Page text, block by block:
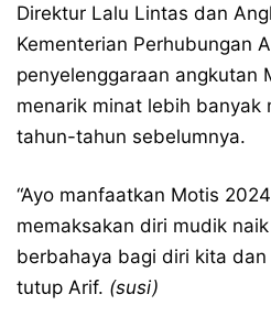
Direktur Lalu Lintas dan
Kementerian Perhubungan
penyelenggaraan angkutan
menarik minat lebih banyak
tahun-tahun sebelumnya.
“Ayo manfaatkan Motis
memaksakan diri mudik
berbahaya bagi diri kita dan
tutup Arif. (susi)